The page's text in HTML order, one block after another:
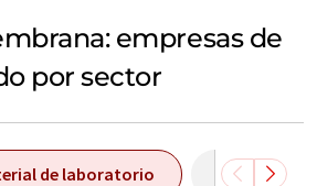
empresas de
por sector
de laboratorio